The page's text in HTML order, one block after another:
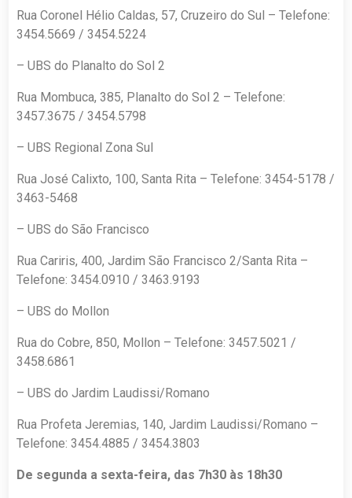
Rua Coronel Hélio Caldas, 57, Cruzeiro do Sul – Telefone:
3454.5669 / 3454.5224
– UBS do Planalto do Sol 2
Rua Mombuca, 385, Planalto do Sol 2 – Telefone:
3457.3675 / 3454.5798
– UBS Regional Zona Sul
Rua José Calixto, 100, Santa Rita – Telefone: 3454-5178 /
3463-5468
– UBS do São Francisco
Rua Cariris, 400, Jardim São Francisco 2/Santa Rita –
Telefone: 3454.0910 / 3463.9193
– UBS do Mollon
Rua do Cobre, 850, Mollon – Telefone: 3457.5021 /
3458.6861
– UBS do Jardim Laudissi/Romano
Rua Profeta Jeremias, 140, Jardim Laudissi/Romano –
Telefone: 3454.4885 / 3454.3803
De segunda a sexta-feira, das 7h30 às 18h30